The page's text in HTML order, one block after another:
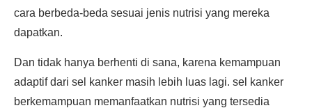
cara berbeda-beda sesuai jenis nutrisi yang mereka
dapatkan.
Dan tidak hanya berhenti di sana, karena kemampuan
adaptif dari sel kanker masih lebih luas lagi. sel kanker
berkemampuan memanfaatkan nutrisi yang tersedia